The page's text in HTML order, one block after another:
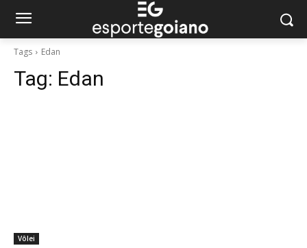
Tags Edan
Tag: Edan
Vôlei